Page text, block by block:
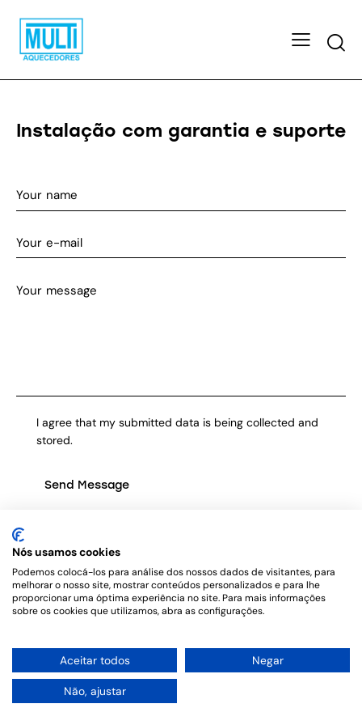
Instalação com garantia e suporte
I agree that my submitted data is being collected and
stored.
Send Message
Copyright © 2026. All rights reserved.
Nós usamos cookies
Podemos colocá-los para análise dos nossos dados de visitantes, para
melhorar o nosso site, mostrar conteúdos personalizados e para lhe
proporcionar uma óptima experiência no site. Para mais informações
sobre os cookies que utilizamos, abra as configurações.
Aceitar todos Negar
Não, ajustar